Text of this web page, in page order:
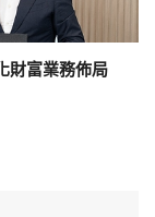
財富業務佈局